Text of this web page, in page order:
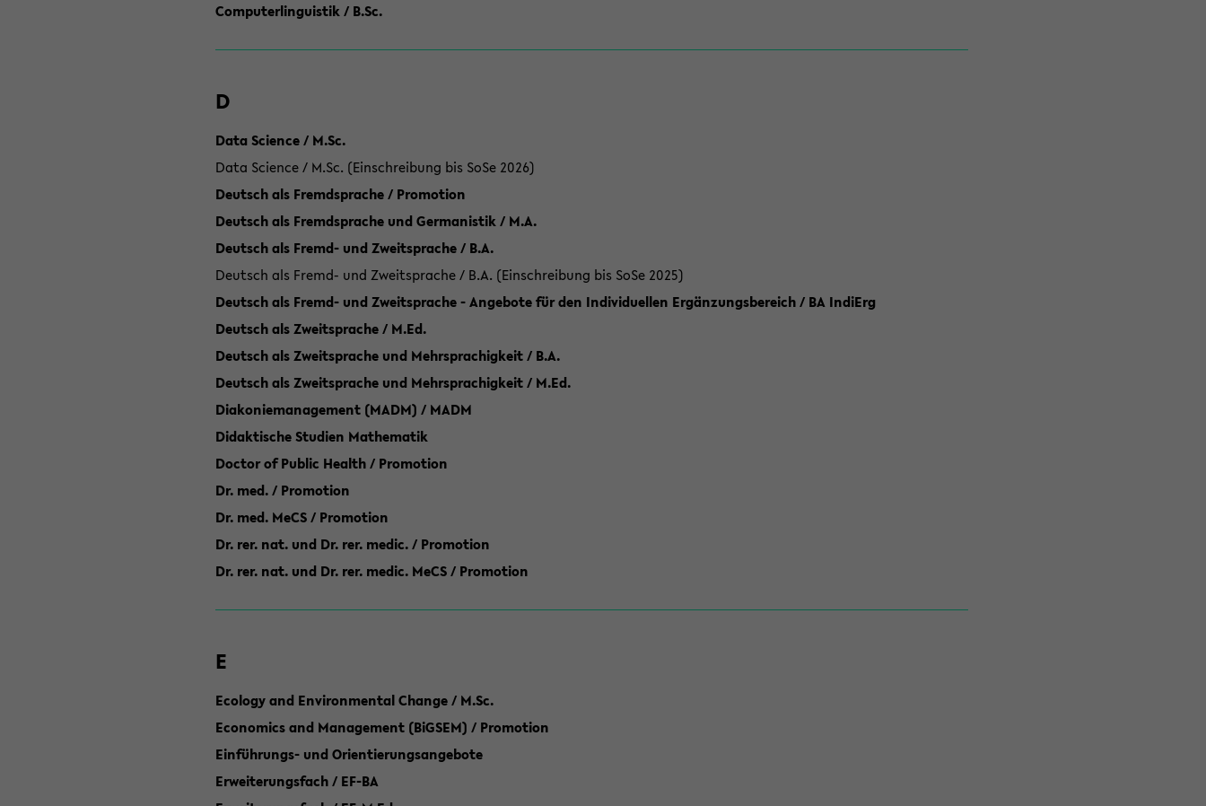
Computerlinguistik / B.Sc.
D
Data Science / M.Sc.
Data Science / M.Sc. (Einschreibung bis SoSe 2026)
Deutsch als Fremdsprache / Promotion
Deutsch als Fremdsprache und Germanistik / M.A.
Deutsch als Fremd- und Zweitsprache / B.A.
Deutsch als Fremd- und Zweitsprache / B.A. (Einschreibung bis SoSe 2025)
Deutsch als Fremd- und Zweitsprache - Angebote für den Individuellen Ergänzungsbereich / BA IndiErg
Deutsch als Zweitsprache / M.Ed.
Deutsch als Zweitsprache und Mehrsprachigkeit / B.A.
Deutsch als Zweitsprache und Mehrsprachigkeit / M.Ed.
Diakoniemanagement (MADM) / MADM
Didaktische Studien Mathematik
Doctor of Public Health / Promotion
Dr. med. / Promotion
Dr. med. MeCS / Promotion
Dr. rer. nat. und Dr. rer. medic. / Promotion
Dr. rer. nat. und Dr. rer. medic. MeCS / Promotion
E
Ecology and Environmental Change / M.Sc.
Economics and Management (BiGSEM) / Promotion
Einführungs- und Orientierungsangebote
Erweiterungsfach / EF-BA